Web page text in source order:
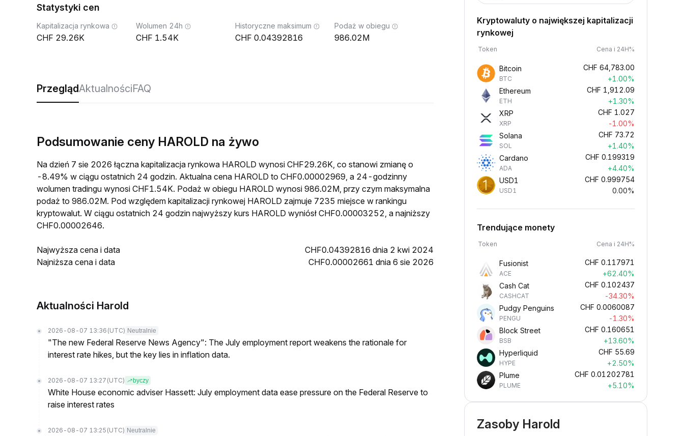
Statystyki cen
Kapitalizacja rynkowa
29.26K
Wolumen 24h
1.54K
Historyczne maksimum
0.04392816
Podaż w obiegu
986.02M
PrzeglądAktualnościFAQ
Podsumowanie ceny HAROLD na żywo
Na dzień 7 sie 2026 łączna kapitalizacja rynkowa HAROLD wynosi CHF29.26K, co stanowi zmianę o
-8.49% w ciągu ostatnich 24 godzin. Aktualna cena HAROLD to CHF0.00002969, a 24-godzinny
wolumen tradingu wynosi CHF1.54K. Podaż w obiegu HAROLD wynosi 986.02M, przy czym maksymalna
podaż to 986.02M. Pod względem kapitalizacji rynkowej HAROLD zajmuje 7235 miejsce w rankingu
kryptowalut. W ciągu ostatnich 24 godzin najwyższy kurs HAROLD wyniósł CHF0.00003252, a najniższy
CHF0.00002646.
Najwyższa cena i data
CHF0.04392816 dnia 2 kwi 2024
Najniższa cena i data
CHF0.00002661 dnia 6 sie 2026
Aktualności Harold
2026-08-07 13:36 (UTC) Neutralnie
"The new Federal Reserve News Agency": The July employment report weakens the rationale for
interest rate hikes, but the key lies in inflation data.
2026-08-07 13:27 (UTC) byczy
White House economic adviser Hassett: July employment data ease pressure on the Federal Reserve to
raise interest rates
2026-08-07 13:25 (UTC) Neutralnie
Kryptowaluty o największej kapitalizacji
rynkowej
Token Cena i 24H%
Bitcoin
BTC
CHF 64,783.00
+1.00%
Ethereum
ETH
CHF 1,912.09
+1.30%
XRP
XRP
CHF 1.027
-1.00%
Solana
SOL
CHF 73.72
+1.40%
Cardano
ADA
CHF 0.199319
+4.40%
USD1
USD1
CHF 0.999754
0.00%
Trendujące monety
Token Cena i 24H%
Fusionist
ACE
CHF 0.117971
+62.40%
Cash Cat
CASHCAT
CHF 0.102437
-34.30%
Pudgy Penguins
PENGU
CHF 0.0060087
-1.30%
Block Street
BSB
CHF 0.160651
+13.60%
Hyperliquid
HYPE
CHF 55.69
+2.50%
Plume
PLUME
CHF 0.01202781
+5.10%
Zasoby Harold